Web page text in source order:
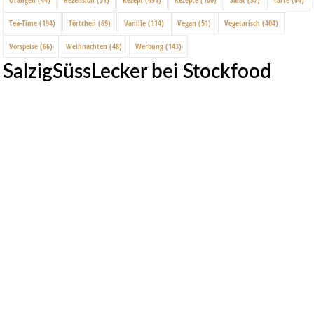
Tea-Time (194) Törtchen (69) Vanille (114) Vegan (51) Vegetarisch (404)
Vorspeise (66) Weihnachten (48) Werbung (143)
SalzigSüssLecker bei Stockfood